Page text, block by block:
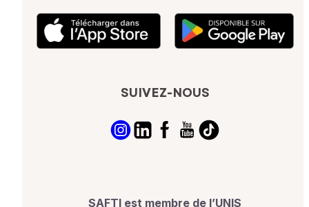
SUIVEZ-NOUS
SAFTI est membre de l’UNIS